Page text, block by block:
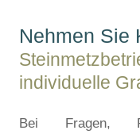
Nehmen Sie
individuelle
Bei Fragen,